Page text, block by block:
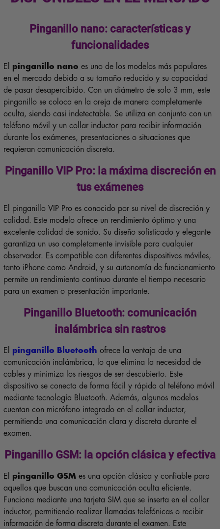
Pinganillo nano: características y
funcionalidades
El pinganillo nano es uno de los modelos más populares
en el mercado debido a su tamaño reducido y su capacidad
de pasar desapercibido. Con un diámetro de solo 3 mm, este
pinganillo se coloca en la oreja de manera completamente
oculta, siendo casi indetectable. Se utiliza en conjunto con un
teléfono móvil y un collar inductor para recibir información
durante los exámenes, presentaciones o situaciones que
requieran comunicación discreta.
Pinganillo VIP Pro: la máxima discreción en
tus exámenes
El pinganillo VIP Pro es conocido por su nivel de discreción y
calidad. Este modelo ofrece un rendimiento óptimo y una
excelente calidad de sonido. Su diseño sofisticado y elegante
garantiza un uso completamente invisible para cualquier
observador. Es compatible con diferentes dispositivos móviles,
tanto iPhone como Android, y su autonomía de funcionamiento
permite un rendimiento continuo durante el tiempo necesario
para un examen o presentación importante.
Pinganillo Bluetooth: comunicación
inalámbrica sin rastros
El pinganillo Bluetooth ofrece la ventaja de una
comunicación inalámbrica, lo que elimina la necesidad de
cables y minimiza los riesgos de ser descubierto. Este
dispositivo se conecta de forma fácil y rápida al teléfono móvil
mediante tecnología Bluetooth. Además, algunos modelos
cuentan con micrófono integrado en el collar inductor,
permitiendo una comunicación clara y discreta durante el
examen.
Pinganillo GSM: la opción clásica y efectiva
El pinganillo GSM es una opción clásica y confiable para
aquellos que buscan una comunicación oculta eficiente.
Funciona mediante una tarjeta SIM que se inserta en el collar
inductor, permitiendo realizar llamadas telefónicas o recibir
información de forma discreta durante el examen. Este